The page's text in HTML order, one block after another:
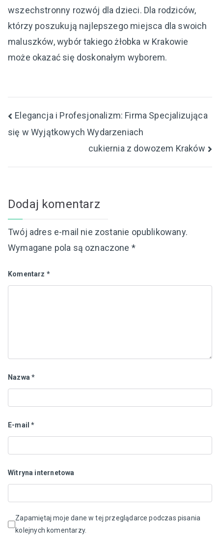
wszechstronny rozwój dla dzieci. Dla rodziców,
którzy poszukują najlepszego miejsca dla swoich
maluszków, wybór takiego żłobka w Krakowie
może okazać się doskonałym wyborem.
Nawigacja
wpisu
Elegancja i Profesjonalizm: Firma Specjalizująca
się w Wyjątkowych Wydarzeniach
cukiernia z dowozem Kraków
Dodaj komentarz
Twój adres e-mail nie zostanie opublikowany.
Wymagane pola są oznaczone *
Komentarz *
Nazwa*
E-mail*
Witryna internetowa
Zapamiętaj moje dane w tej przeglądarce podczas pisania
kolejnych komentarzy.